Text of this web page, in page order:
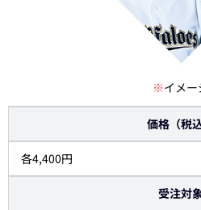
※イメー
価格（税込
各4,400円
受注対